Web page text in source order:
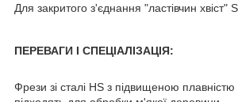
Для закритого з'єднання "ластівчин хвіст"
ПЕРЕВАГИ І СПЕЦІАЛІЗАЦІЯ:
Фрези зі сталі HS з підвищеною